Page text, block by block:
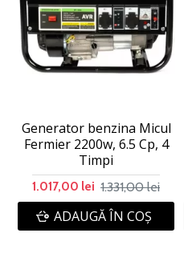
Generator benzina Micul
Fermier 2200w, 6.5 Cp, 4
Timpi
1.017,00 lei 1.331,00 lei
ADAUGĂ ÎN COŞ